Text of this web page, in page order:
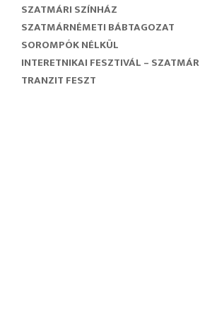
SZATMÁRI SZÍNHÁZ
SZATMÁRNÉMETI BÁBTAGOZAT
SOROMPÓK NÉLKÜL
INTERETNIKAI FESZTIVÁL – SZATMÁR
TRANZIT FESZT